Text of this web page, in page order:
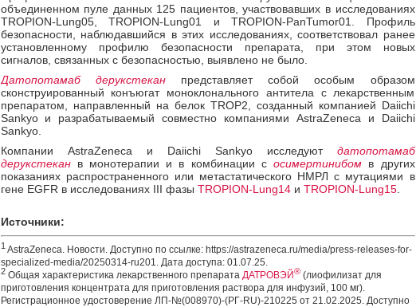
объединенном пуле данных 125 пациентов, участвовавших в исследованиях
TROPION-Lung05, TROPION-Lung01 и TROPION-PanTumor01. Профиль
безопасности, наблюдавшийся в этих исследованиях, соответствовал ранее
установленному профилю безопасности препарата, при этом новых
сигналов, связанных с безопасностью, выявлено не было.
Датопотамаб дерукстеканпредставляет собой особым образом
сконструированный конъюгат моноклонального антитела с лекарственным
препаратом, направленный на белок TROP2, созданный компанией Daiichi
Sankyo и разрабатываемый совместно компаниями AstraZeneca и Daiichi
Sankyo.
Компании AstraZeneca и Daiichi Sankyo исследуют датопотамаб
дерукстеканв монотерапии и в комбинации сосимертинибом в других
показаниях распространенного или метастатического НМРЛ с мутациями в
гене EGFR в исследованиях III фазы TROPION-Lung14и TROPION-Lung15.
Источники:
1AstraZeneca. Новости. Доступно по ссылке: https://astrazeneca.ru/media/press-releases-for-
specialized-media/20250314-ru201. Дата доступа: 01.07.25.
2Общая характеристика лекарственного препарата ДАТРОВЭЙ®(лиофилизат для
приготовления концентрата для приготовления раствора для инфузий, 100 мг).
Регистрационное удостоверение ЛП-№(008970)-(РГ-RU)-210225 от 21.02.2025. Доступно